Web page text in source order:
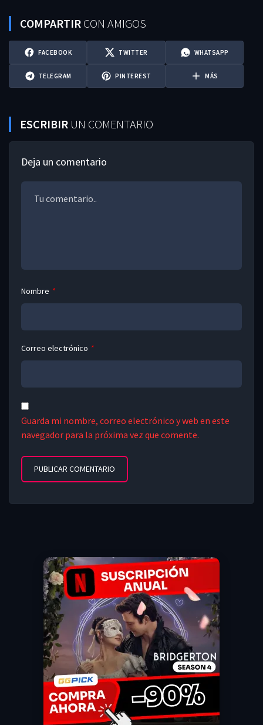
COMPARTIR CON AMIGOS
FACEBOOK TWITTER WHATSAPP
TELEGRAM PINTEREST MÁS
ESCRIBIR UN COMENTARIO
Deja un comentario
Nombre *
Correo electrónico *
Guarda mi nombre, correo electrónico y web en este
navegador para la próxima vez que comente.